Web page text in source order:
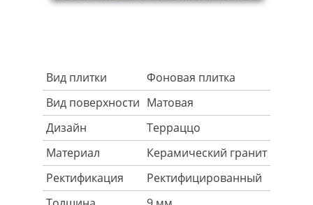
Вид плитки
Фоновая плитка
Вид поверхности Матовая
Дизайн
Терраццо
Материал
Керамический гранит
Ректификация
Ректифицированный